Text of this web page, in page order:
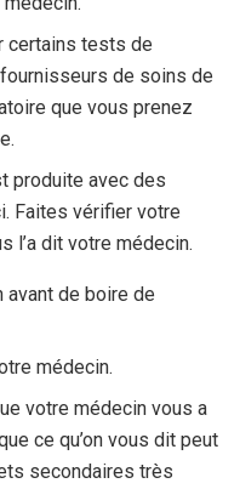
certains tests de
de soins de
que vous prenez
produite avec des
Faites vérifier votre
l’a dit votre médecin.
avant de boire de
médecin.
votre médecin vous a
ce qu’on vous dit peut
secondaires très